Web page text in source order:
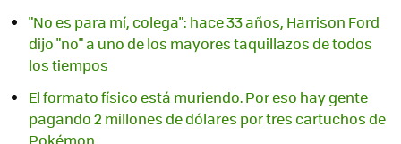
"No es para mí, colega": hace 33 años, Harrison Ford
dijo "no" a uno de los mayores taquillazos de todos
los tiempos
El formato físico está muriendo. Por eso hay gente
pagando 2 millones de dólares por tres cartuchos de
Pokémon